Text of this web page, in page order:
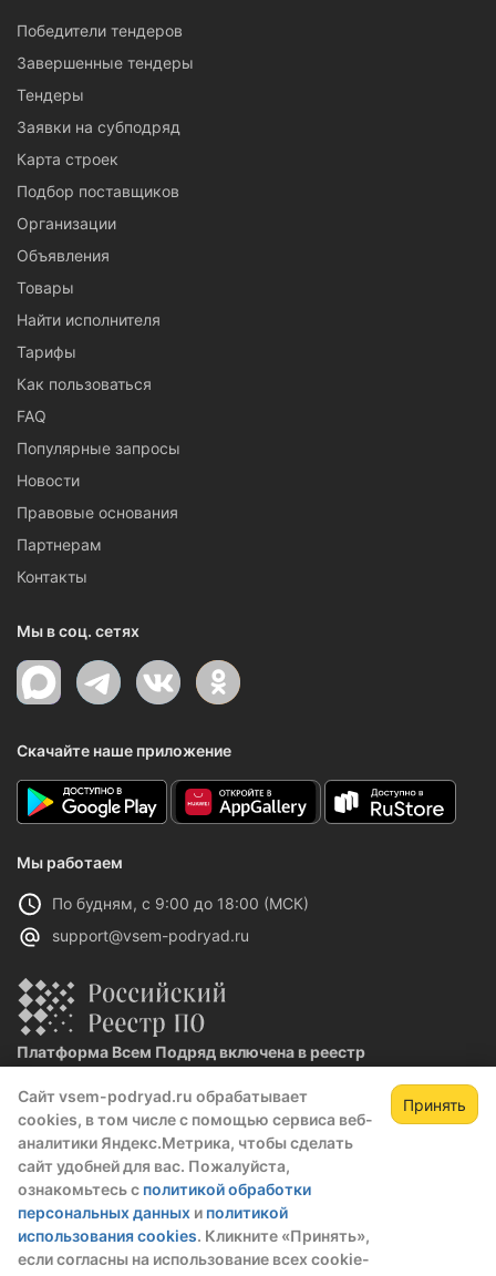
Сайт vsem-podryad.ru обрабатывает
cookies, в том числе с помощью сервиса веб-
аналитики Яндекс.Метрика, чтобы сделать
сайт удобней для вас. Пожалуйста,
ознакомьтесь с политикой обработки
персональных данных и политикой
использования cookies. Кликните «Принять»,
если согласны на использование всех cookie-
Принять
Победители тендеров
Завершенные тендеры
Тендеры
Заявки на субподряд
Карта строек
Подбор поставщиков
Организации
Объявления
Товары
Найти исполнителя
Тарифы
Как пользоваться
FAQ
Популярные запросы
Новости
Правовые основания
Партнерам
Контакты
Мы в соц. сетях
Скачайте наше приложение
Мы работаем
По будням, с 9:00 до 18:00 (МСК)
support@vsem-podryad.ru
Платформа Всем Подряд включена в реестр
Реестровая запись №32021 от 06.02.2026
Политика конфиденциальности
О компании